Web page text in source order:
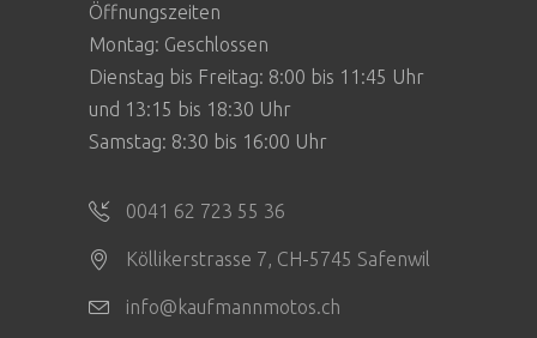
Öffnungszeiten
Montag: Geschlossen
Dienstag bis Freitag: 8:00 bis 11:45 Uhr
und 13:15 bis 18:30 Uhr
Samstag: 8:30 bis 16:00 Uhr
0041 62 723 55 36
Köllikerstrasse 7, CH-5745 Safenwil
info@kaufmannmotos.ch